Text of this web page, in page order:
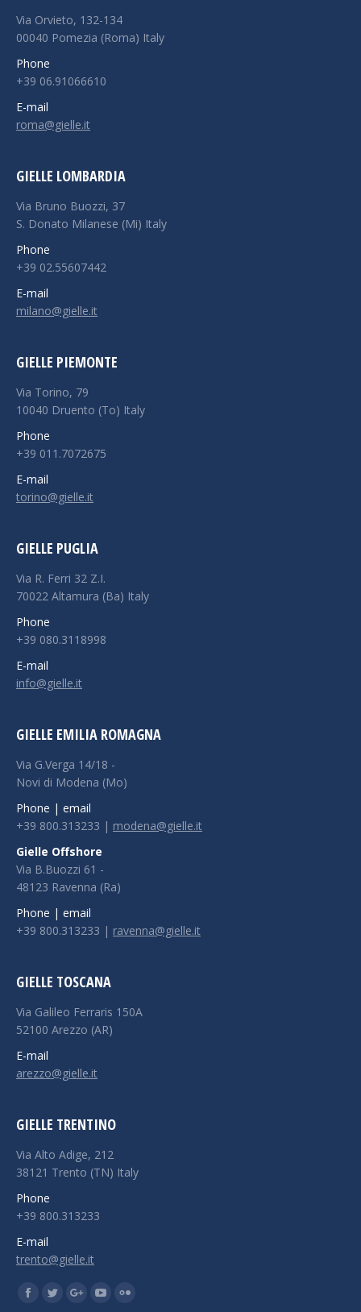
Via Orvieto, 132-134
00040 Pomezia (Roma) Italy
Phone
+39 06.91066610
E-mail
roma@gielle.it
GIELLE LOMBARDIA
Via Bruno Buozzi, 37
S. Donato Milanese (Mi) Italy
Phone
+39 02.55607442
E-mail
milano@gielle.it
GIELLE PIEMONTE
Via Torino, 79
10040 Druento (To) Italy
Phone
+39 011.7072675
E-mail
torino@gielle.it
GIELLE PUGLIA
Via R. Ferri 32 Z.I.
70022 Altamura (Ba) Italy
Phone
+39 080.3118998
E-mail
info@gielle.it
GIELLE EMILIA ROMAGNA
Via G.Verga 14/18 -
Novi di Modena (Mo)
Phone | email
+39 800.313233 | modena@gielle.it
Gielle Offshore
Via B.Buozzi 61 -
48123 Ravenna (Ra)
Phone | email
+39 800.313233 | ravenna@gielle.it
GIELLE TOSCANA
Via Galileo Ferraris 150A
52100 Arezzo (AR)
E-mail
arezzo@gielle.it
GIELLE TRENTINO
Via Alto Adige, 212
38121 Trento (TN) Italy
Phone
+39 800.313233
E-mail
trento@gielle.it
Find us on:
Facebook
TwitterGoogle+YouTube